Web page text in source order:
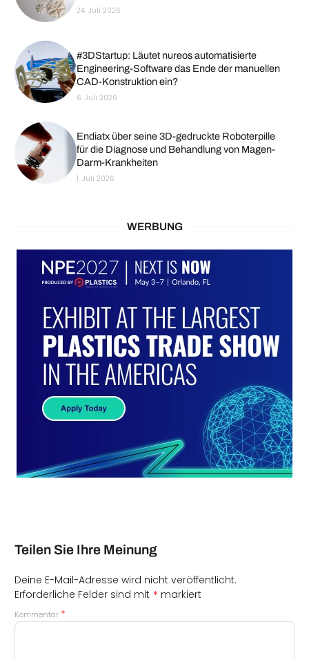
24. Juli 2026
#3DStartup: Läutet nureos automatisierte
Engineering-Software das Ende der manuellen
CAD-Konstruktion ein?
6. Juli 2026
Endiatx über seine 3D-gedruckte Roboterpille
für die Diagnose und Behandlung von Magen-
Darm-Krankheiten
1. Juli 2026
WERBUNG
Teilen Sie Ihre Meinung
Deine E-Mail-Adresse wird nicht veröffentlicht.
Erforderliche Felder sind mit * markiert
Kommentar *